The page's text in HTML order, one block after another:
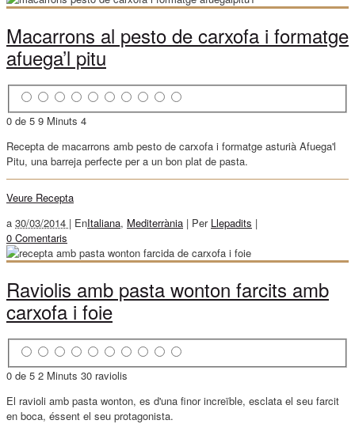
Macarrons al pesto de carxofa i formatge
afuega’l pitu
0 de 5 9 Minuts 4
Recepta de macarrons amb pesto de carxofa i formatge asturià Afuega'l
Pitu, una barreja perfecte per a un bon plat de pasta.
Veure Recepta
a 30/03/2014 | EnItaliana, Mediterrània | Per Llepadits |
0 Comentaris
Raviolis amb pasta wonton farcits amb
carxofa i foie
0 de 5 2 Minuts 30 raviolis
El ravioli amb pasta wonton, es d'una finor increïble, esclata el seu farcit
en boca, éssent el seu protagonista.